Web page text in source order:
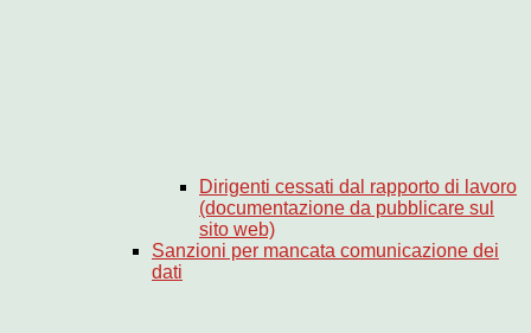
Dirigenti cessati dal rapporto di lavoro
(documentazione da pubblicare sul
sito web)
Sanzioni per mancata comunicazione dei
dati